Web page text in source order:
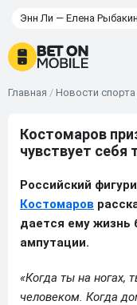
Энн Ли — Елена
Главная / Новости спорта
Костомаров
чувствует себя
Российский
Костомаров
дается ему жизнь
ампутации.
«Когда ты на ногах,
человеком. Когда